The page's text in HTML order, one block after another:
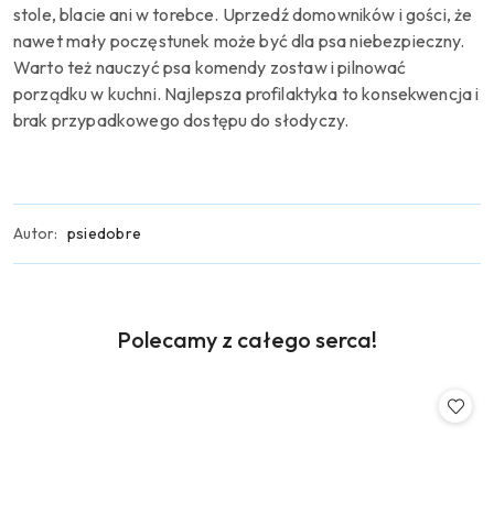
stole, blacie ani w torebce. Uprzedź domowników i gości, że
nawet mały poczęstunek może być dla psa niebezpieczny.
Warto też nauczyć psa komendy zostaw i pilnować
porządku w kuchni. Najlepsza profilaktyka to konsekwencja i
brak przypadkowego dostępu do słodyczy.
Autor: psiedobre
Pomiń karuzelę produktów
Produkty
Polecamy z całego serca!